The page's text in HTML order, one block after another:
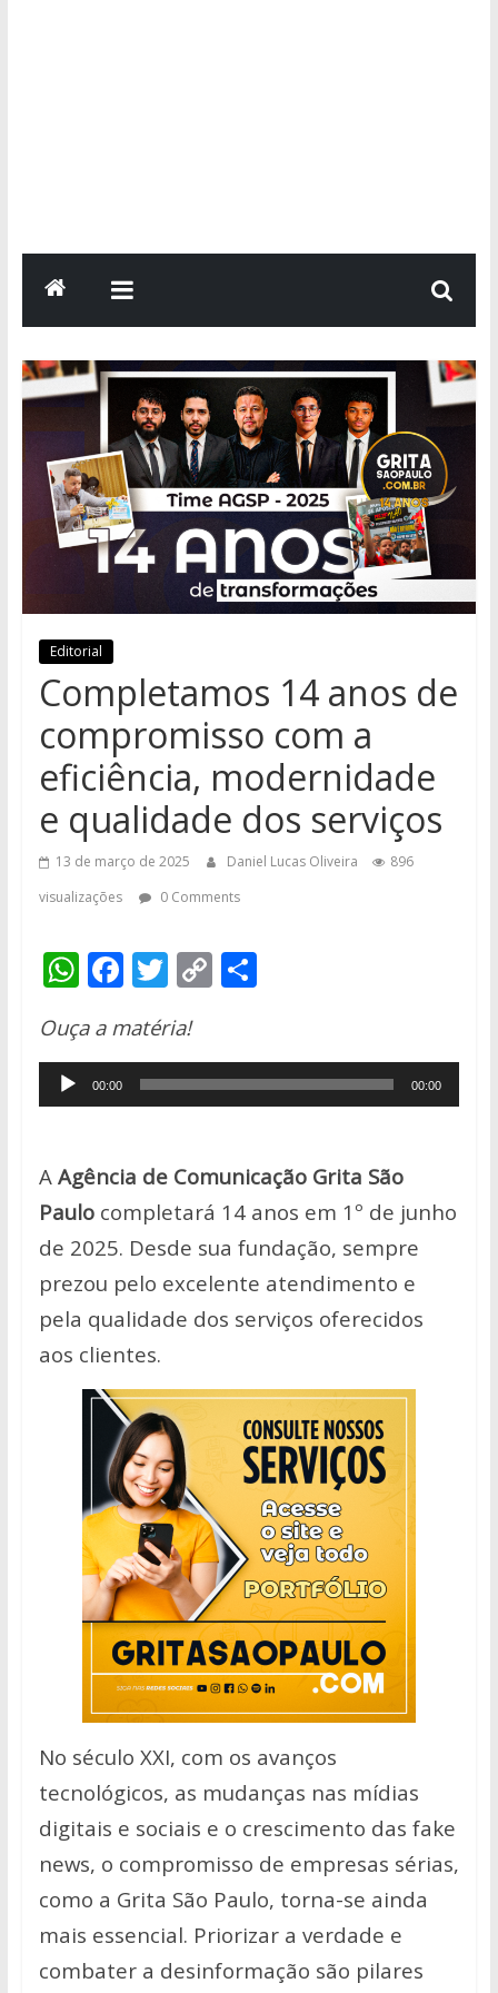
Editorial
Completamos 14 anos de
compromisso com a
eficiência, modernidade
e qualidade dos serviços
13 de março de 2025 Daniel Lucas Oliveira
896
visualizações
0 Comments
W
at
s
A
p
F
e
b
o
k
T
itt
er
C
y
Li
k
S
e
Ouça a matéria!
Tocador
de
00:00 00:00
A Agência de Comunicação Grita São
Paulocompletará 14 anos em 1º de junho
de 2025. Desde sua fundação, sempre
prezou pelo excelente atendimento e
pela qualidade dos serviços oferecidos
aos clientes.
No século XXI, com os avanços
tecnológicos, as mudanças nas mídias
digitais e sociais e o crescimento das fake
news, o compromisso de empresas sérias,
como a Grita São Paulo, torna-se ainda
mais essencial. Priorizar a verdade e
combater a desinformação são pilares